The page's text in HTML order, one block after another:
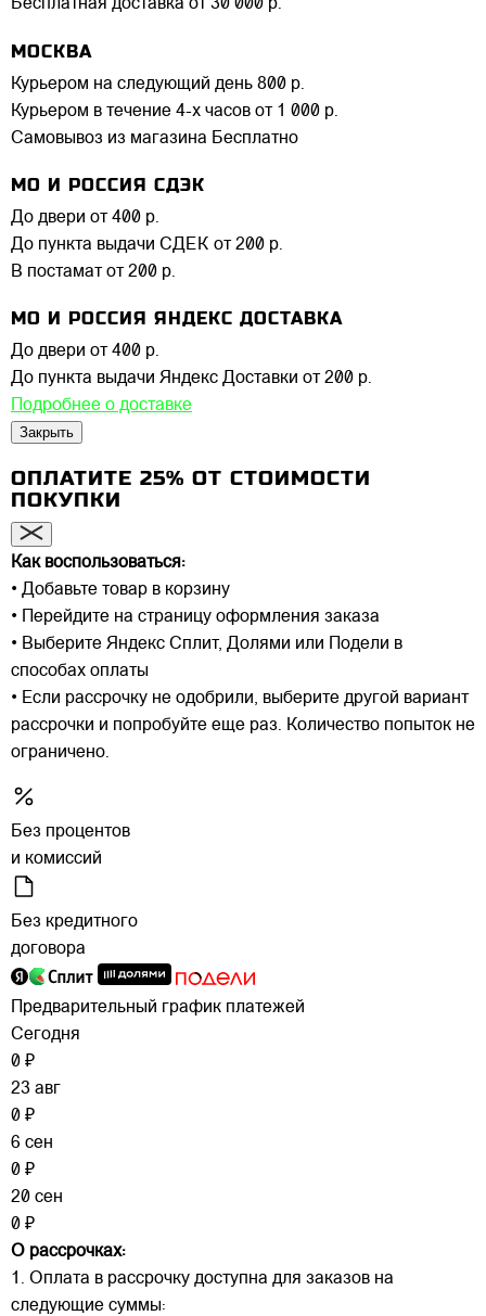
Бесплатная доставка от 30 000 р.
МОСКВА
Курьером на следующий день 800 р.
Курьером в течение 4-х часов от 1 000 р.
Самовывоз из магазина Бесплатно
МО И РОССИЯ СДЭК
До двери от 400 р.
До пункта выдачи СДЕК от 200 р.
В постамат от 200 р.
МО И РОССИЯ ЯНДЕКС ДОСТАВКА
До двери от 400 р.
До пункта выдачи Яндекс Доставки от 200 р.
Подробнее о доставке
Закрыть
ОПЛАТИТЕ 25% ОТ СТОИМОСТИ
ПОКУПКИ
Как воспользоваться:
• Добавьте товар в корзину
• Перейдите на страницу оформления заказа
• Выберите Яндекс Сплит, Долями или Подели в
способах оплаты
• Если рассрочку не одобрили, выберите другой вариант
рассрочки и попробуйте еще раз. Количество попыток не
ограничено.
Без процентов
и комиссий
Без кредитного
договора
Предварительный график платежей
Сегодня
0 ₽
23 авг
0 ₽
6 сен
0 ₽
20 сен
0 ₽
О рассрочках:
1. Оплата в рассрочку доступна для заказов на
следующие суммы: